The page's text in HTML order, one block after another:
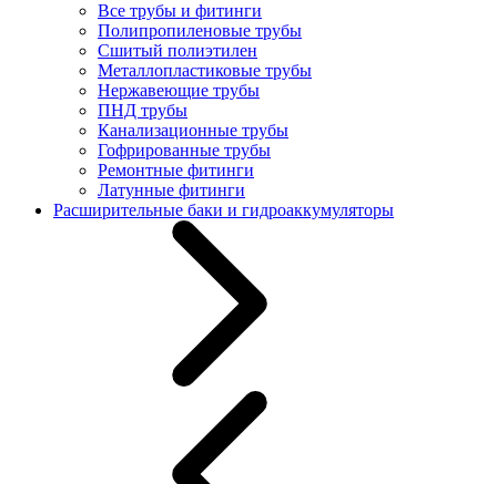
Все трубы и фитинги
Полипропиленовые трубы
Сшитый полиэтилен
Металлопластиковые трубы
Нержавеющие трубы
ПНД трубы
Канализационные трубы
Гофрированные трубы
Ремонтные фитинги
Латунные фитинги
Расширительные баки и гидроаккумуляторы